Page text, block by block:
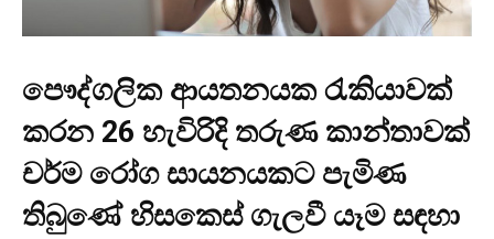
පෞද්ගලික ආයතනයක රැකියාවක්
කරන 26 හැවිරිදි තරුණ කාන්තාවක්
චර්ම රෝග සායනයකට පැමිණ
තිබුණේ හිසකෙස් ගැලවී යෑම සඳහා